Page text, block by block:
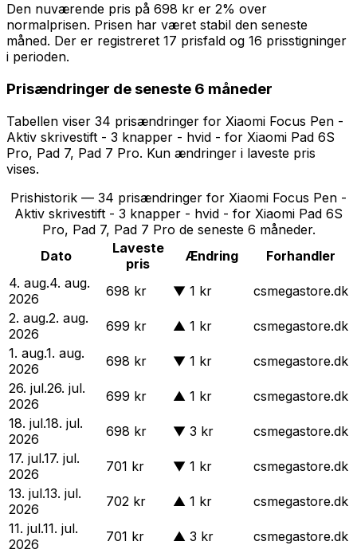
Den nuværende pris på 698 kr er 2% over
normalprisen. Prisen har været stabil den seneste
måned. Der er registreret 17 prisfald og 16 prisstigninger
i perioden.
Prisændringer de seneste 6 måneder
Tabellen viser 34 prisændringer for Xiaomi Focus Pen -
Aktiv skrivestift - 3 knapper - hvid - for Xiaomi Pad 6S
Pro, Pad 7, Pad 7 Pro. Kun ændringer i laveste pris
vises.
Prishistorik — 34 prisændringer for Xiaomi Focus Pen -
Aktiv skrivestift - 3 knapper - hvid - for Xiaomi Pad 6S
Pro, Pad 7, Pad 7 Pro de seneste 6 måneder.
Dato
Laveste
pris
Ændring
Forhandler
4. aug.4. aug.
2026
698 kr ▼ 1 kr
csmegastore.dk
2. aug.2. aug.
2026
699 kr ▲ 1 kr
csmegastore.dk
1. aug.1. aug.
2026
698 kr ▼ 1 kr
csmegastore.dk
26. jul.26. jul.
2026
699 kr ▲ 1 kr
csmegastore.dk
18. jul.18. jul.
2026
698 kr ▼ 3 kr
csmegastore.dk
17. jul.17. jul.
2026
701 kr ▼ 1 kr
csmegastore.dk
13. jul.13. jul.
2026
702 kr ▲ 1 kr
csmegastore.dk
11. jul.11. jul.
2026
701 kr ▲ 3 kr
csmegastore.dk